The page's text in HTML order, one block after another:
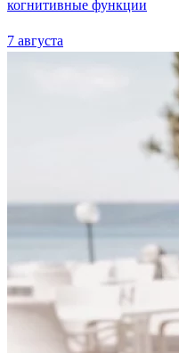
когнитивные функции
7 августа